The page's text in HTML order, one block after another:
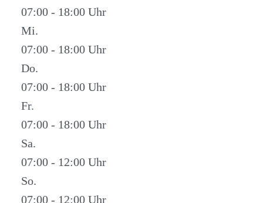
07:00 - 18:00
Mi.
07:00 - 18:00
Do.
07:00 - 18:00
Fr.
07:00 - 18:00
Sa.
07:00 - 12:00
So.
07:00 - 12:00